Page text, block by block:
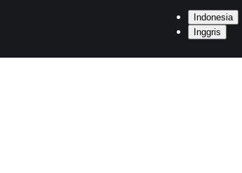
Indonesia
Inggris